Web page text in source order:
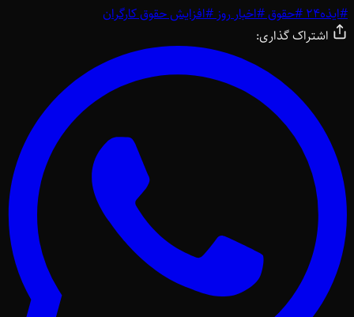
#ایذه24 #حقوق#اخبار روز#افزایش حقوق کارگران
اشتراک گذاری: